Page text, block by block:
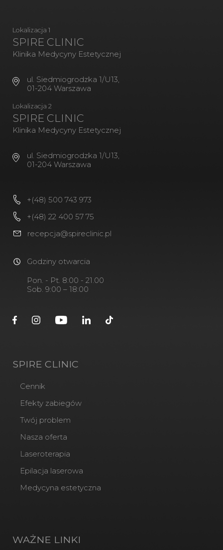
Lokalizacja 1
SPIRE CLINIC
Klinika Medycyny Estetycznej
ul. Siedmiogrodzka 1/U13,
01-204 Warszawa
Lokalizacja 2
SPIRE CLINIC
Klinika Medycyny Estetycznej
ul. Siedmiogrodzka 1/U13,
01-204 Warszawa
+(48) 500 743 973
+(48) 22 400 57 75
recepcja@spireclinic.pl
Godziny otwarcia
Pon. - Pt. 8:00 - 21.00
Sob. 9:00 – 18:00
SPIRE CLINIC
Cennik
Efekty zabiegów
Twój problem
Nasza oferta
Laseroterapia
Epilacja laserowa
Medycyna estetyczna
WAŻNE LINKI